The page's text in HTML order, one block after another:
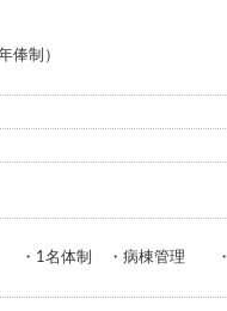
俸制）
） ・1名体制 ・病棟管理 ・